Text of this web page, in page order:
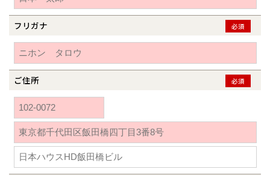
フリガナ 必須
ご住所 必須
道東
山形
宮城
福島
長野
富山
石川
福井
神奈川
埼玉
千葉
茨城
栃木
群馬
愛知
岐阜
静岡
三重
近畿
大阪
京都
兵庫
奈良
滋賀
中国・四国
岡山
香川
愛媛
鳥取
九州
福岡
佐賀
熊本
分譲マンション
※現住所のある都道府県以外の建築予定地の方でも現住所の有るお近
くの展示場又は店舗にお問合せください。
応します。お気軽にご相談ください。
道東
釧路
山形県
宮城県
福島県
郡山
いわき
長野県
長野
富山県
石川県
福井県
神奈川県
横浜
相模
埼玉県
埼玉
千葉県
柏
茨城県
水戸
栃木県
宇都宮
愛知県
名古屋
岐阜県
静岡県
三重県
近畿
大阪府
大阪
京都府
京都
奈良県
奈良
中国・四国
岡山県
岡山
香川県
高松
愛媛県
松山
九州
福岡県
佐賀県
佐賀
熊本県
熊本